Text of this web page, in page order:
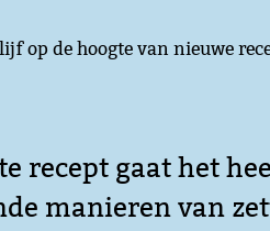
op de hoogte van nieuwe
recept gaat het
manieren van